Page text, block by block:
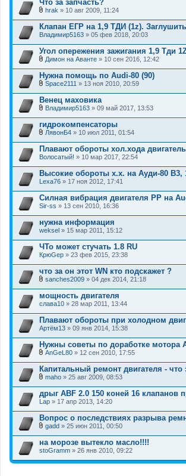
о
ж
е
н
и
Что за запчасть?
л
о
ж
е
н
и
hrak » 10 авг 2009, 11:24
Клапан ЕГР на 1,9 ТДИ (1z).
Владимир5163 » 05 фев 2018, 20:03
Угол опережения зажигания 1,9 Тди
В
л
о
ж
е
н
и
Димон на Аванте » 10 сен 2016, 12:42
Нужна помощь по Audi-80 (90)
л
о
ж
е
н
и
Space2111 » 13 ноя 2010, 20:59
Венец маховика
л
о
ж
е
н
и
Владимир5163 » 09 май 2017, 13:53
гидрокомпенсаторы
л
о
ж
е
н
и
ЛявонБ4 » 10 июл 2011, 01:54
Плавают обороты хол.хода
Волосатый! » 10 мар 2017, 22:54
Высокие обороты х.х. на Ауди-80 B3,
Lexa76 » 17 ноя 2012, 17:41
Силная вибрация двигателя PP на
Sir-ss » 13 сен 2010, 16:36
нужна информация
weksel » 15 мар 2011, 15:12
ЧТо может стучать 1.8 RU
КрюGер » 23 фев 2015, 23:38
что за он этот WN кто подскажет ?
о
ж
е
н
и
sanches2009 » 04 дек 2014, 21:18
мощность двигателя
слава10 » 28 мар 2011, 13:44
Плавают обороты при холодном
Артём13 » 09 янв 2014, 15:38
Нужны советы по доработке мотора
л
о
ж
е
н
и
AnGeL80 » 12 сен 2010, 17:55
Капитальный ремонт двигателя - что
о
ж
е
н
и
maho » 25 авг 2009, 08:53
дрыг ABF 2.0 150 коней 16 клапанов
Lap » 17 апр 2013, 14:20
Вопрос о последствиях разрыва
В
о
ж
е
gadd » 25 июн 2011, 00:50
на морозе вытекло масло!!!!
stoGramm » 26 янв 2010, 09:22